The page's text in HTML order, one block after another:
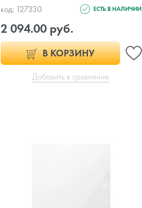
код: 127330 ЕСТЬ В НАЛИЧИИ
2 094.00 руб.
В КОРЗИНУ
Добавить в сравнение